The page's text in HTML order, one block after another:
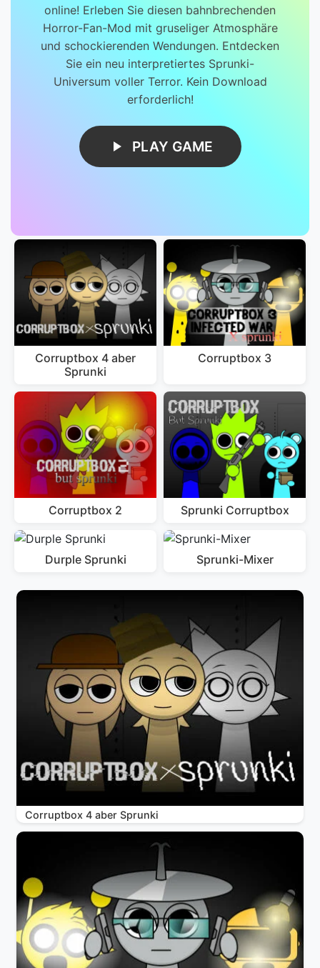
online! Erleben Sie diesen bahnbrechenden
Horror-Fan-Mod mit gruseliger Atmosphäre
und schockierenden Wendungen. Entdecken
Sie ein neu interpretiertes Sprunki-
Universum voller Terror. Kein Download
erforderlich!
PLAY GAME
Corruptbox 4 aber
Sprunki
Corruptbox 3
Corruptbox 2 Sprunki Corruptbox
Durple Sprunki Sprunki-Mixer
Corruptbox 4 aber Sprunki